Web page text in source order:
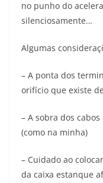
no punho do
silenciosamente…
Algumas
– A ponta dos
orifício que existe
– A sobra dos
(como na minha)
– Cuidado ao
da caixa estanque